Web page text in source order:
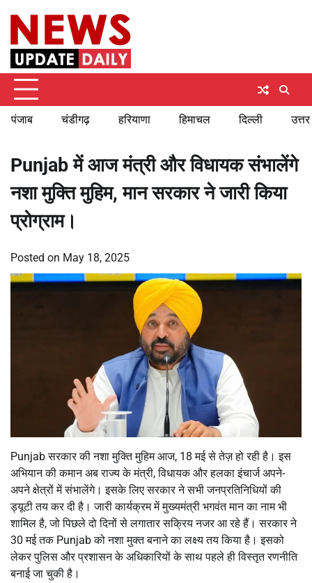
content
पंजाब चंडीगढ़ हरियाणा हिमाचल दिल्ली
Punjab में आज मंत्री और विधायक संभालेंगे
नशा मुक्ति मुहिम, मान सरकार ने जारी किया
प्रोग्राम।
Posted on May 18, 2025
Punjab सरकार की नशा मुक्ति मुहिम आज, 18 मई से तेज़ हो रही है। इस
अभियान की कमान अब राज्य के मंत्री, विधायक और हलका इंचार्ज अपने-
अपने क्षेत्रों में संभालेंगे। इसके लिए सरकार ने सभी जनप्रतिनिधियों की
ड्यूटी तय कर दी है। जारी कार्यक्रम में मुख्यमंत्री भगवंत मान का नाम भी
शामिल है, जो पिछले दो दिनों से लगातार सक्रिय नजर आ रहे हैं। सरकार ने
30 मई तक Punjab को नशा मुक्त बनाने का लक्ष्य तय किया है। इसको
लेकर पुलिस और प्रशासन के अधिकारियों के साथ पहले ही विस्तृत रणनीति
बनाई जा चुकी है।